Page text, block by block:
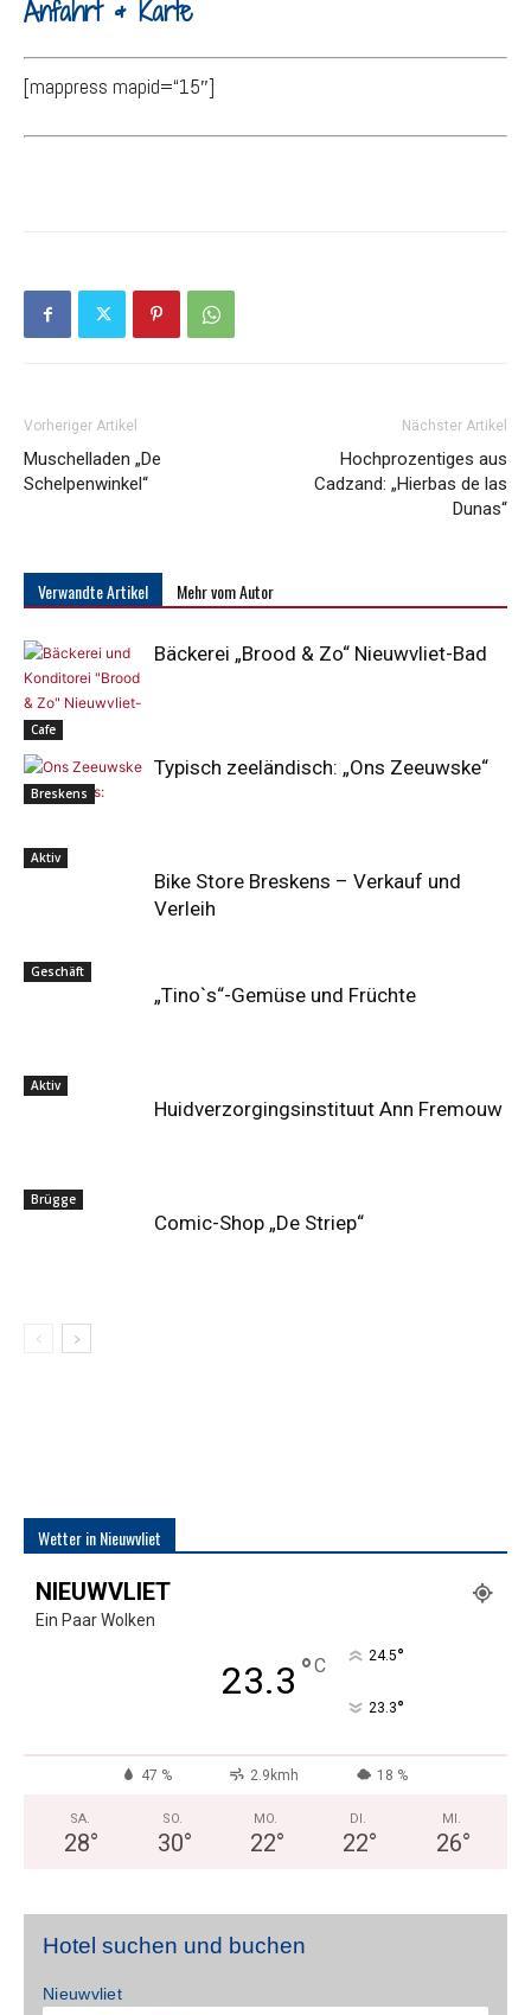
Anfahrt & Karte
[mappress mapid=“15″]
Vorheriger Artikel
Muschelladen „De
Schelpenwinkel“
Nächster Artikel
Hochprozentiges aus
Cadzand: „Hierbas de las
Dunas“
Verwandte Artikel Mehr vom Autor
Cafe
Bäckerei „Brood & Zo“ Nieuwvliet-Bad
Breskens
Typisch zeeländisch: „Ons Zeeuwske“
Aktiv
Bike Store Breskens – Verkauf und
Verleih
Geschäft
„Tino`s“-Gemüse und Früchte
Aktiv
Huidverzorgingsinstituut Ann Fremouw
Brügge
Comic-Shop „De Striep“
Wetter in Nieuwvliet
NIEUWVLIET
Ein Paar Wolken
23.3 °C 24.5°
23.3°
47 % 2.9kmh 18 %
SA.
28°
SO.
30°
MO.
22°
DI.
22°
MI.
26°
Hotel suchen und buchen
Nieuwvliet